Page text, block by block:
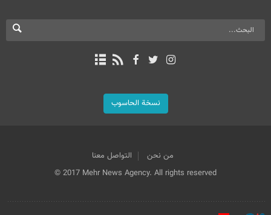
نسخة الحاسوب
من نحن
التواصل معنا
© 2017 Mehr News Agency. All rights reserved